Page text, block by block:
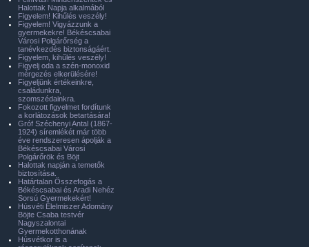
Halottak Napja alkalmából
Figyelem! Kihűlés veszély!
Figyelem! Vigyázzunk a
gyermekekre! Békéscsabai
Városi Polgárőrség a
tanévkezdés biztonságáért.
Figyelem, kihűlés veszély!
Figyelj oda a szén-monoxid
mérgezés elkerülésére!
Figyeljünk értékeinkre,
családunkra,
szomszédainkra.
Fokozott figyelmet fordítunk
a korlátozások betartására!
Gróf Széchenyi Antal (1867-
1924) síremlékét már több
éve rendszeresen ápolják a
Békéscsabai Városi
Polgárőrök és Böjt
Halottak napján a temetők
biztosítása.
Határtalan Összefogás a
Békéscsabai és Aradi Nehéz
Sorsú Gyermekekért!
Húsvéti Élelmiszer Adomány
Böjte Csaba testvér
Nagyszalontai
Gyermekotthonának
Húsvétkor is a